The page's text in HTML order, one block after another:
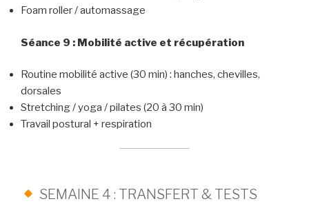
Foam roller / automassage
Séance 9 : Mobilité active et récupération
Routine mobilité active (30 min) : hanches, chevilles,
dorsales
Stretching / yoga / pilates (20 à 30 min)
Travail postural + respiration
SEMAINE 4 : TRANSFERT & TESTS